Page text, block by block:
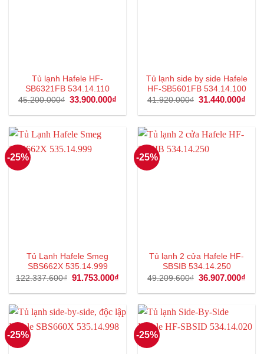
Tủ lạnh Hafele HF-
SB6321FB 534.14.110
45.200.000₫ Giá
là:
33.900.000₫
tại
33.900.000₫.
Tủ lạnh side by side Hafele
HF-SB5601FB 534.14.100
41.920.000₫ Giá
là:
31.440.000₫
tại
-25%
Tủ Lạnh Hafele Smeg
SBS662X 535.14.999
122.337.600₫ Giá
là:
91.753.000₫
tại
91.753.000₫.
-25%
Tủ lạnh 2 cửa Hafele HF-
SBSIB 534.14.250
49.209.600₫ Giá
là:
36.907.000₫
tại
-25% -25%